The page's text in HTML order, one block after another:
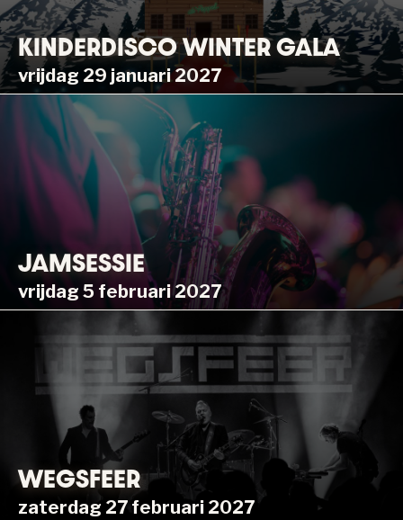
KINDERDISCO WINTER GALA
vrijdag 29 januari 2027
JAMSESSIE
vrijdag 5 februari 2027
WEGSFEER
zaterdag 27 februari 2027